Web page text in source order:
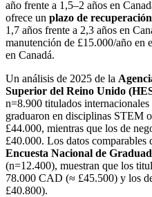
año frente a 1,5–2 años en
ofrece un plazo de
1,7 años frente a 2,3 años en
manutención de £15.000/año
en Canadá.
Un análisis de 2025 de la
Superior del Reino Unido
n=8.900 titulados internacionales
graduaron en disciplinas STEM
£44.000, mientras que los de
£40.000. Los datos comparables
Encuesta Nacional de
(n=12.400), muestran que los
78.000 CAD (≈ £45.500) y los
£40.800).